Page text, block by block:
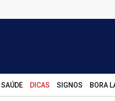
SAÚDE DICAS SIGNOS BORA